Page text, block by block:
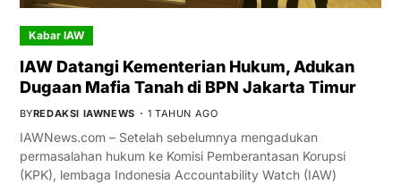
Kabar IAW
IAW Datangi Kementerian Hukum, Adukan
Dugaan Mafia Tanah di BPN Jakarta Timur
BYREDAKSI IAWNEWS 1 TAHUN AGO
IAWNews.com – Setelah sebelumnya mengadukan
permasalahan hukum ke Komisi Pemberantasan Korupsi
(KPK), lembaga Indonesia Accountability Watch (IAW)